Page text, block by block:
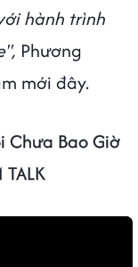
hành trình
Phương
mới đây.
Chưa Bao Giờ